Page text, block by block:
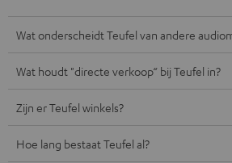
Wat onderscheidt Teufel van andere
Wat houdt "directe verkoop“ bij Teufel in?
Zijn er Teufel winkels?
Hoe lang bestaat Teufel al?